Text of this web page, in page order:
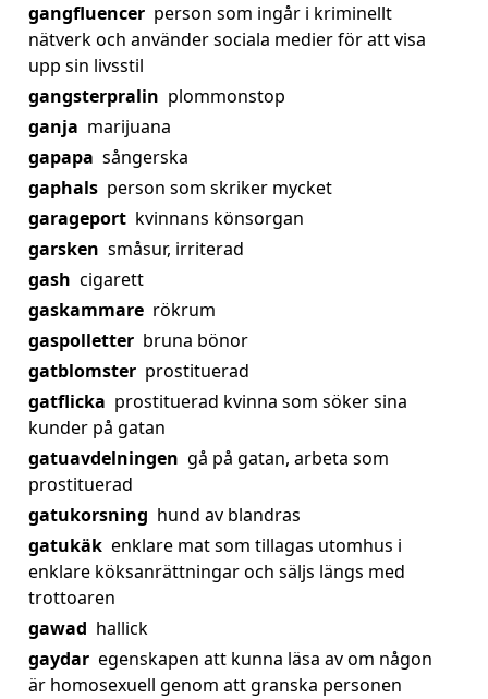
gangfluencer person som ingår i kriminellt
nätverk och använder sociala medier för att visa
upp sin livsstil
gangsterpralin plommonstop
ganja marijuana
gapapa sångerska
gaphals person som skriker mycket
garageport kvinnans könsorgan
garsken småsur, irriterad
gash cigarett
gaskammare rökrum
gaspolletter bruna bönor
gatblomster prostituerad
gatflicka prostituerad kvinna som söker sina
kunder på gatan
gatuavdelningen gå på gatan, arbeta som
prostituerad
gatukorsning hund av blandras
gatukäk enklare mat som tillagas utomhus i
enklare köksanrättningar och säljs längs med
trottoaren
gawad hallick
gaydar egenskapen att kunna läsa av om någon
är homosexuell genom att granska personen